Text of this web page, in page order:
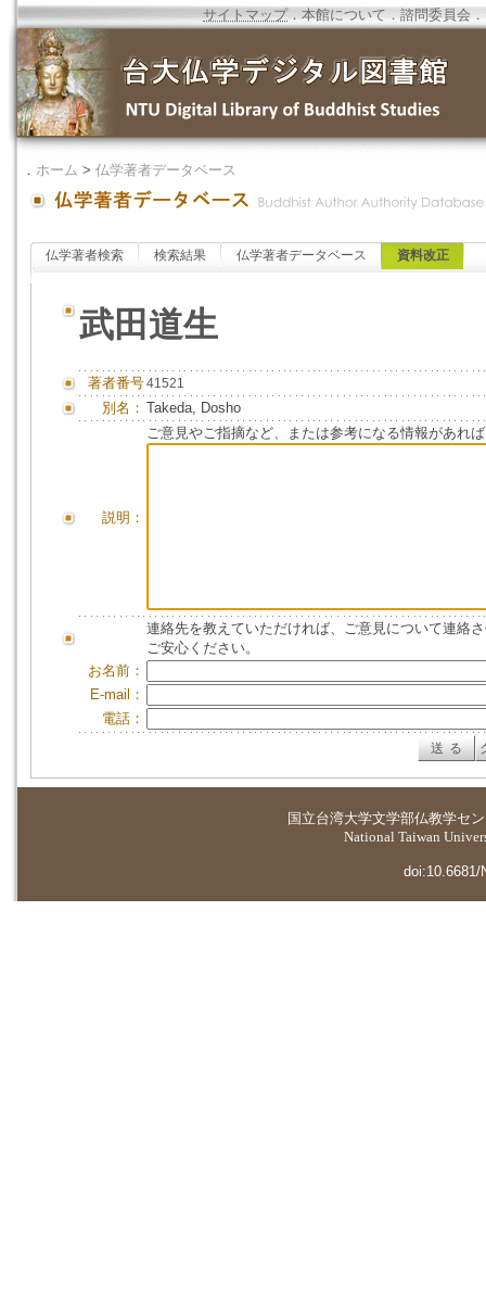
サイトマップ．本館について ．諮問委員会 ．
． ホーム > 仏学著者データベース
仏学著者検索 検索結果 仏学著者データベース 資料改正
武田道生
著者番号41521
別名： Takeda, Dosho
説明：
ご意見やご指摘など、または参考になる情報があれ
連絡先を教えていただければ、ご意見について連絡
ご安心ください。
お名前：
E-mail：
電話：
国立台湾大学文学部仏教学セ
National Taiwan
doi:10.6681/